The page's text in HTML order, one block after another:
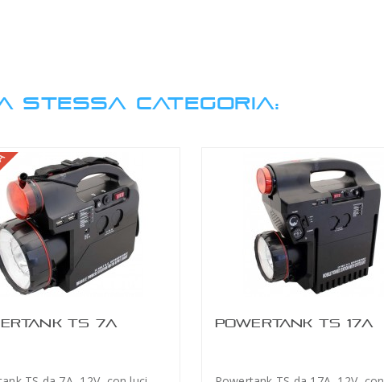
STESSA CATEGORIA:
TS 7A POWERTANK TS 17A